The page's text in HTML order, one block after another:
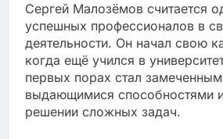
Сергей Малозёмов считается
успешных профессионалов в
деятельности. Он начал свою
когда ещё учился в
первых порах стал
выдающимися способностями
решении сложных задач.